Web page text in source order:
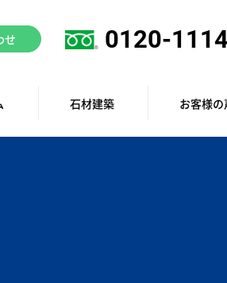
せ 0120-
石材建築 お客様の